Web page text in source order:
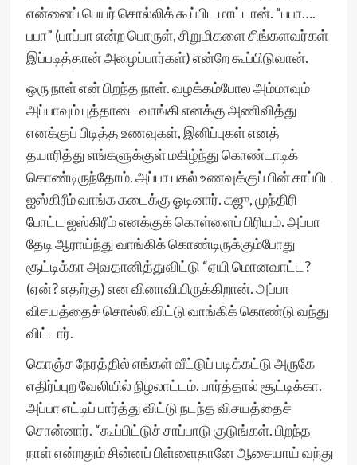
என்னைப் பெயர் சொல்லிக் கூப்பிட மாட்டான். “பபா….
பபா” (பாப்பா என்ற பொருள், சிறுமிகளை சிங்களவர்கள்
இப்படித்தான் அழைப்பார்கள்) என்றே கூப்பிடுவான்.
ஒரு நாள் என் பிறந்த நாள். வழக்கம்போல அம்மாவும்
அப்பாவும் புத்தாடை வாங்கி எனக்கு அணிவித்து
எனக்குப் பிடித்த உணவுகள், இனிப்புகள் எனத்
தயாரித்து எங்களுக்குள் மகிழ்ந்து கொண்டாடிக்
கொண்டிருந்தோம். அப்பா பகல் உணவுக்குப் பின் சாப்பிட
ஐஸ்கிரீம் வாங்க கடைக்கு ஓடினார். கஜு, முந்திரி
போட்ட ஐஸ்கிரீம் எனக்குக் கொள்ளைப் பிரியம். அப்பா
தேடி ஆராய்ந்து வாங்கிக் கொண்டிருக்கும்போது
சூட்டிக்கா அவதானித்துவிட்டு “ஏயி மொனவாட்ட?
(ஏன்? எதற்கு) என வினாவியிருக்கிறான். அப்பா
விசயத்தைச் சொல்லி விட்டு வாங்கிக் கொண்டு வந்து
விட்டார்.
கொஞ்ச நேரத்தில் எங்கள் வீட்டுப் படிக்கட்டு அருகே
எதிர்ப்புற வேலியில் நிழலாட்டம். பார்த்தால் சூட்டிக்கா.
அப்பா எட்டிப் பார்த்து விட்டு நடந்த விசயத்தைச்
சொன்னார். “கூப்பிட்டுச் சாப்பாடு குடுங்கள். பிறந்த
நாள் என்றதும் சின்னப் பிள்ளைதானே ஆசையாய் வந்து